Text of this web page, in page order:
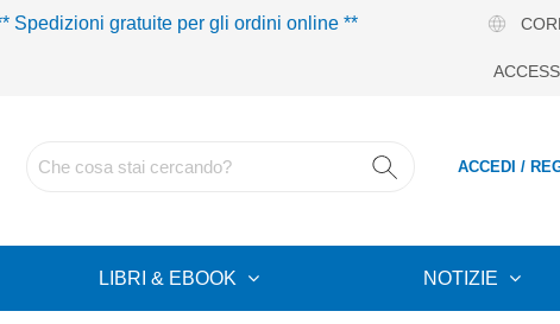
Spedizioni gratuite per gli ordini online **
ACCEDI /
LIBRI & EBOOK NOTIZIE